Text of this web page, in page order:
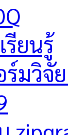
ยนรู้
มวิจั